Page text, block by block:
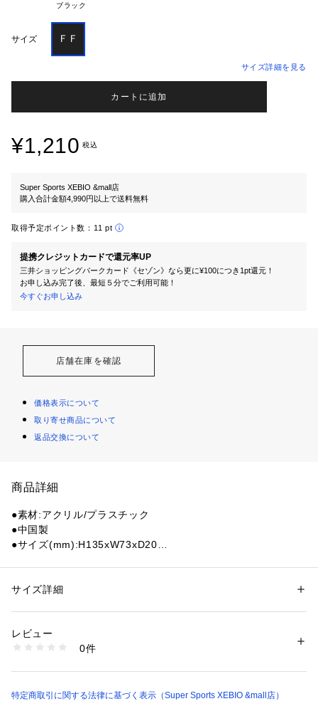
ブラック
サイズ ＦＦ
サイズ詳細を見る
カートに追加
¥1,210 税込
Super Sports XEBIO &mall店
購入合計金額4,990円以上で送料無料
取得予定ポイント数： 11 pt
提携クレジットカードで還元率UP
三井ショッピングパークカード《セゾン》なら更に¥100につき1pt還元！
お申し込み完了後、最短５分でご利用可能！
今すぐお申し込み
店舗在庫を確認
価格表示について
取り寄せ商品について
返品交換について
商品詳細
●素材:アクリル/プラスチック
●中国製
●サイズ(mm):H135xW73xD20
※一部商品において弊社カラー表記がメーカーカラー表記と異
商品の色味が若干異なる場合があります。
※掲載の価格・製品のパッケージ・デザイン・仕様について、
Sports XEBIO ファンシー雑貨 黒 ブラック
性別：レディース
貨
1540000466128
サイズ詳細
レビュー
0件
特定商取引に関する法律に基づく表示（Super Sports XEBIO &mall店）